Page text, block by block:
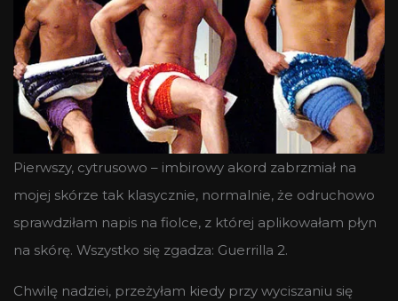
Pierwszy, cytrusowo – imbirowy akord zabrzmiał na
mojej skórze tak klasycznie, normalnie, że odruchowo
sprawdziłam napis na fiolce, z której aplikowałam płyn
na skórę. Wszystko się zgadza: Guerrilla 2.
Chwilę nadziei, przeżyłam kiedy przy wyciszaniu się